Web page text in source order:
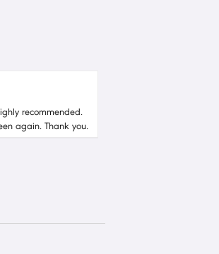
recommended.
again. Thank you.